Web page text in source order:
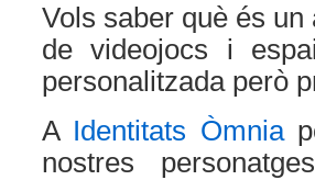
Vols saber què és un
de videojocs i
personalitzada però
AIdentitats Òmnia
nostres